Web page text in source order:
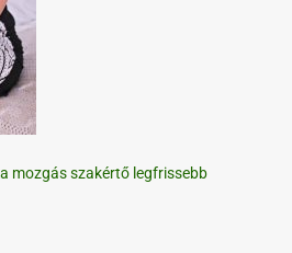
mozgás szakértő legfrissebb